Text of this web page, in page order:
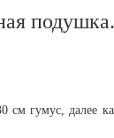
подушка.
гумус, далее